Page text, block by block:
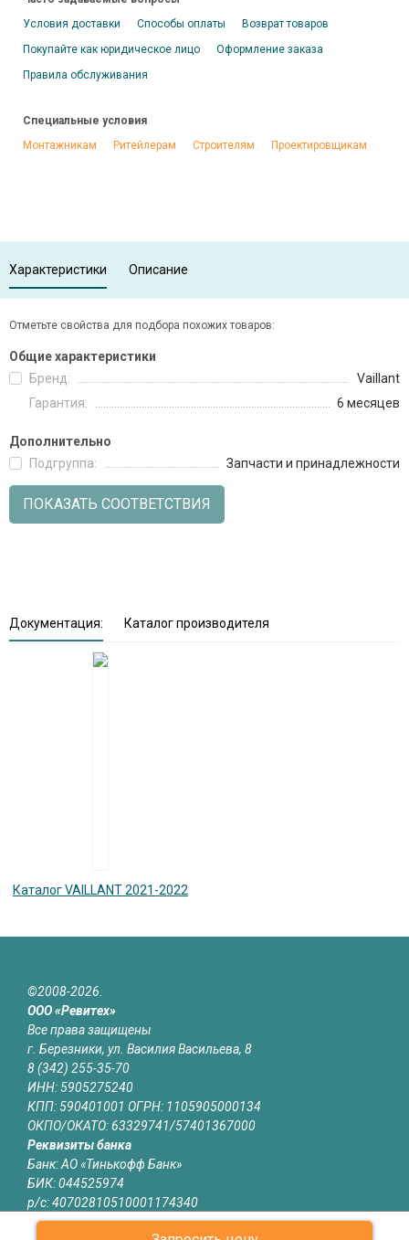
Условия доставки
Способы оплаты
Возврат товаров
Покупайте как юридическое лицо
Оформление заказа
Правила обслуживания
Специальные условия
Монтажникам
Ритейлерам Строителям Проектировщикам
Характеристики Описание
Отметьте свойства для подбора похожих товаров:
Общие характеристики
Бренд:
Vaillant
Гарантия:
6 месяцев
Дополнительно
Подгруппа:
Запчасти и принадлежности
ПОКАЗАТЬ СООТВЕТСТВИЯ
Документация: Каталог производителя
Каталог VAILLANT 2021-2022
©2008-2026.
ООО «Ревитех»
Все права защищены
г. Березники, ул. Василия Васильева, 8
8 (342) 255-35-70
ИНН: 5905275240
КПП: 590401001 ОГРН: 1105905000134
ОКПО/ОКАТО: 63329741/57401367000
Реквизиты банка
Банк: АО «Тинькофф Банк»
БИК: 044525974
р/с: 40702810510001174340
к/с: 30101810145250000974